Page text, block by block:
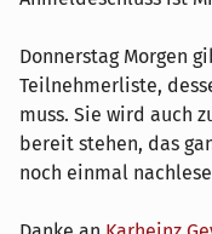
Donnerstag Morgen
Teilnehmerliste,
muss. Sie wird auch
bereit stehen, das
noch einmal